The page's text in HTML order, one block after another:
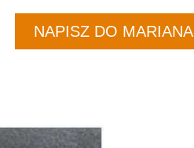
NAPISZ DO MARIANA